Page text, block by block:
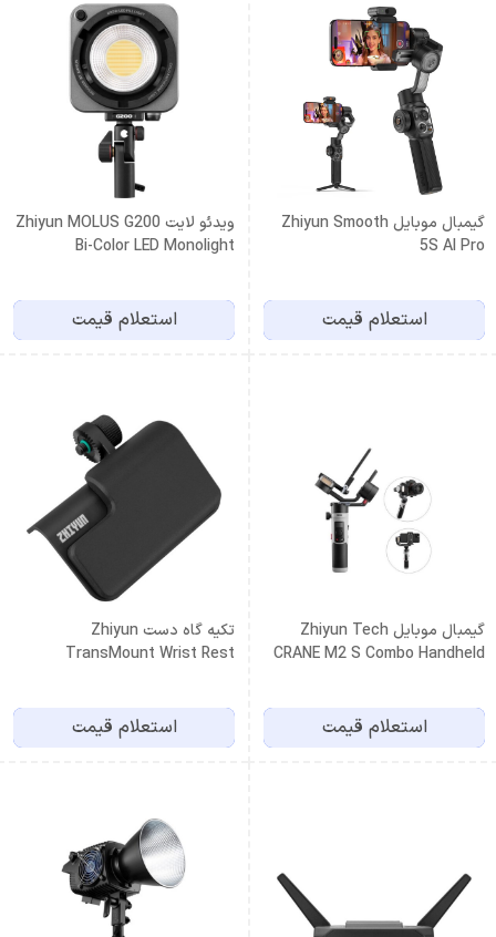
گیمبال موبایل Zhiyun Smooth
5S AI Pro
استعلام قیمت
ویدئو لایت Zhiyun MOLUS G200
Bi-Color LED Monolight
استعلام قیمت
گیمبال موبایل Zhiyun Tech
CRANE M2 S Combo Handheld
استعلام قیمت
تکیه گاه دست Zhiyun
TransMount Wrist Rest
استعلام قیمت